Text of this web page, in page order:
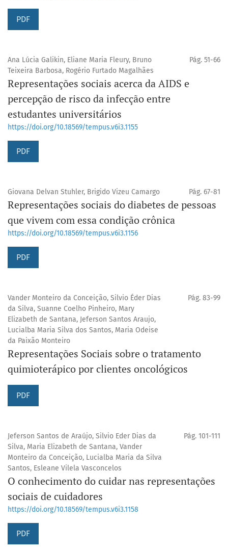
PDF
Ana Lúcia Galikin, Eliane Maria Fleury, Bruno
Teixeira Barbosa, Rogério Furtado Magalhães
Pág. 51-66
Representações sociais acerca da AIDS e
percepção de risco da infecção entre
estudantes universitários
https://doi.org/10.18569/tempus.v6i3.1155
PDF
Giovana Delvan Stuhler, Brigido Vizeu Camargo Pág. 67-81
Representações sociais do diabetes de pessoas
que vivem com essa condição crônica
https://doi.org/10.18569/tempus.v6i3.1156
PDF
Vander Monteiro da Conceição, Silvio Éder Dias
da Silva, Suanne Coelho Pinheiro, Mary
Elizabeth de Santana, Jeferson Santos Araujo,
Lucialba Maria Silva dos Santos, Maria Odeise
da Paixão Monteiro
Pág. 83-99
Representações Sociais sobre o tratamento
quimioterápico por clientes oncológicos
PDF
Jeferson Santos de Araújo, Silvio Eder Dias da
Silva, Maria Elizabeth de Santana, Vander
Monteiro da Conceição, Lucialba Maria da Silva
Santos, Esleane Vilela Vasconcelos
Pág. 101-111
O conhecimento do cuidar nas representações
sociais de cuidadores
https://doi.org/10.18569/tempus.v6i3.1158
PDF